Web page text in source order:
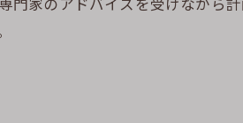
節ごとの美観を保つための塗料選び